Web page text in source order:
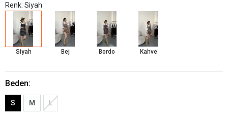
Renk: Siyah
Siyah Bej Bordo Kahve
Beden:
S M L